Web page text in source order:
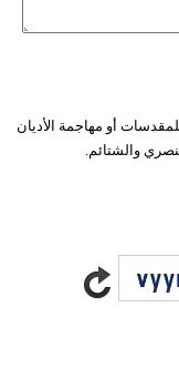
أو مهاجمة الأديان
والشتائم.